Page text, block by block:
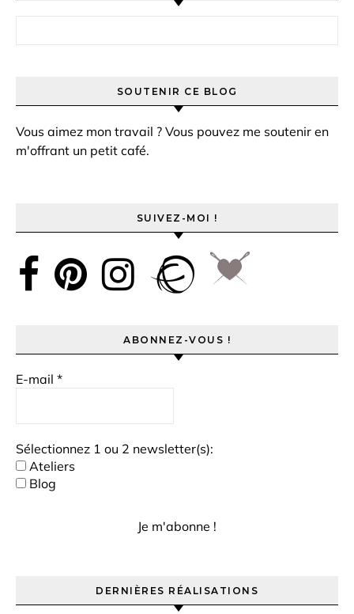
SOUTENIR CE BLOG
Vous aimez mon travail ? Vous pouvez me soutenir en
m'offrant un petit café.
SUIVEZ-MOI !
ABONNEZ-VOUS !
E-mail *
Sélectionnez 1 ou 2 newsletter(s):
Ateliers
Blog
DERNIÈRES RÉALISATIONS